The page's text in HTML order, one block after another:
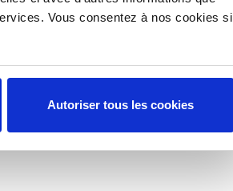
Vous consentez à nos cookies si
Autoriser tous les cookies